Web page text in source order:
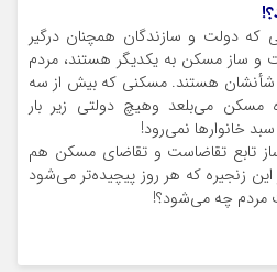
که دولت و سازندگان همچنان درگیر
و ساز مسکن به یکدیگر هستند، مردم
شأنشان هستند. مسکنی که بیش از سه
مسکن می‌بلعد وهیچ دولتی زیر بار
خانوار‌ها نمی‌رود!
تابع تقاضاست و تقاضای مسکن هم
زنجیره که هر روز پیچیده‌تر می‌شود
مردم چه می‌شود؟!